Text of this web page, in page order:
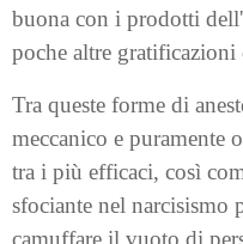
buona con i prodotti
poche altre
Tra queste forme di
meccanico e puramente
tra i più efficaci, così
sfociante nel narcisismo
camuffare il vuoto di